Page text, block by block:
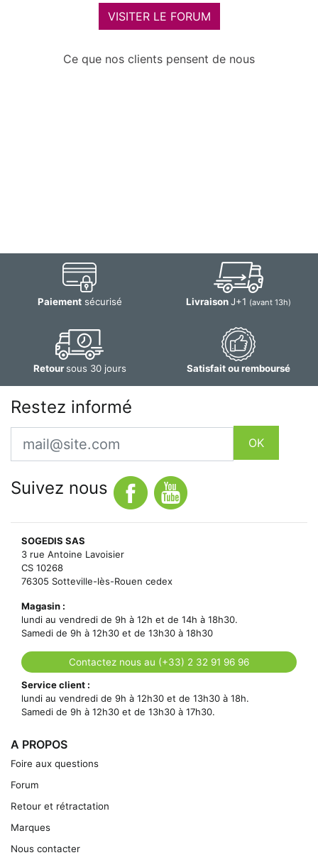
VISITER LE FORUM
Ce que nos clients pensent de nous
Paiementsécurisé LivraisonJ+1 (avant 13h)
Retoursous 30 jours Satisfait ou remboursé
Restez informé
Email
OK
Suivez nous
SOGEDIS SAS
3 rue Antoine Lavoisier
CS 10268
76305 Sotteville-lès-Rouen cedex
Magasin :
lundi au vendredi de 9h à 12h et de 14h à 18h30.
Samedi de 9h à 12h30 et de 13h30 à 18h30
Contactez nous au (+33) 2 32 91 96 96
Service client :
lundi au vendredi de 9h à 12h30 et de 13h30 à 18h.
Samedi de 9h à 12h30 et de 13h30 à 17h30.
A PROPOS
Foire aux questions
Forum
Retour et rétractation
Marques
Nous contacter